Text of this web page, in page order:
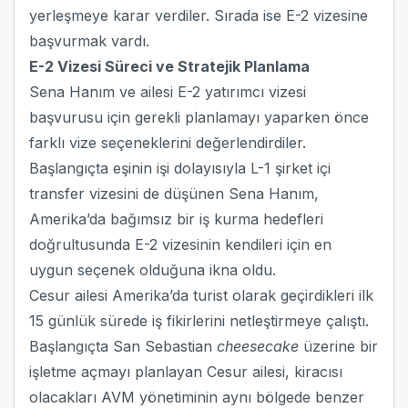
yerleşmeye karar verdiler. Sırada ise E-2 vizesine
başvurmak vardı.
E-2 Vizesi Süreci ve Stratejik Planlama
Sena Hanım ve ailesi E-2 yatırımcı vizesi
başvurusu için gerekli planlamayı yaparken önce
farklı vize seçeneklerini değerlendirdiler.
Başlangıçta eşinin işi dolayısıyla L-1 şirket içi
transfer vizesini de düşünen Sena Hanım,
Amerika’da bağımsız bir iş kurma hedefleri
doğrultusunda E-2 vizesinin kendileri için en
uygun seçenek olduğuna ikna oldu.
Cesur ailesi Amerika’da turist olarak geçirdikleri ilk
15 günlük sürede iş fikirlerini netleştirmeye çalıştı.
Başlangıçta San Sebastian cheesecake üzerine bir
işletme açmayı planlayan Cesur ailesi, kiracısı
olacakları AVM yönetiminin aynı bölgede benzer